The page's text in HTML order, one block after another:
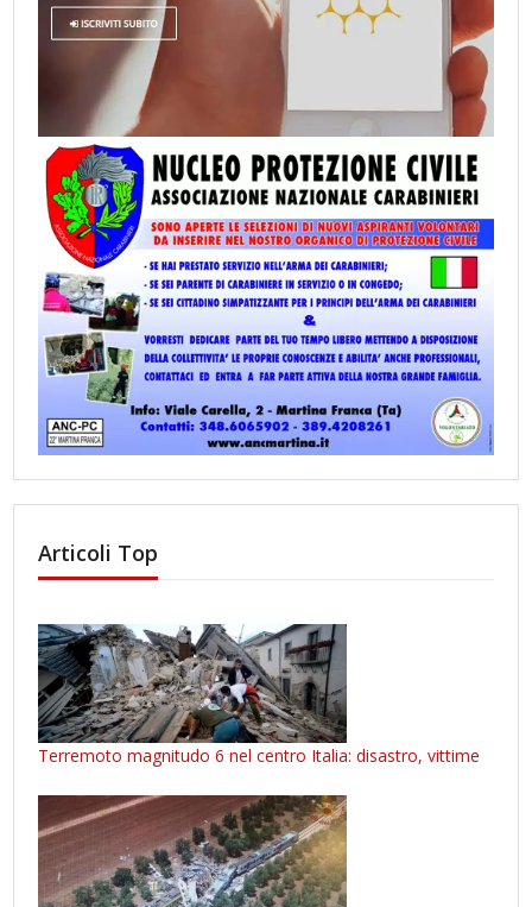
Articoli Top
Terremoto magnitudo 6 nel centro Italia: disastro, vittime